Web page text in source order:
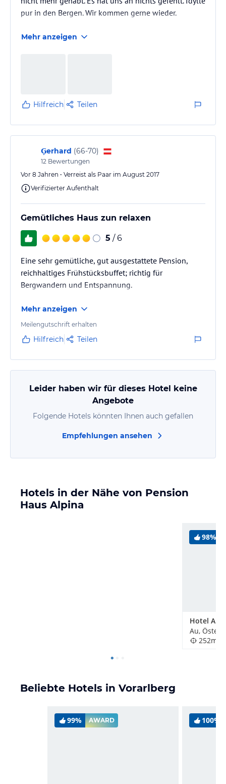
pur in den Bergen. Wir kommen gerne wieder.
Mehr anzeigen
Hilfreich Teilen
Ģerhard (66-70)
12 Bewertungen
Vor 8 Jahren • Verreist als Paar im August 2017
Verifizierter Aufenthalt
Gemütliches Haus zun relaxen
5 / 6
Eine sehr gemütliche, gut ausgestattete Pension,
reichhaltiges Frühstücksbuffet; richtig für
Bergwandern und Entspannung.
Mehr anzeigen
Meilengutschrift erhalten
Hilfreich Teilen
Leider haben wir für dieses Hotel keine
Angebote
Folgende Hotels könnten Ihnen auch gefallen
Empfehlungen ansehen
Hotels in der Nähe von Pension
Haus Alpina
98%
Hotel
Au,
252m
Beliebte Hotels in Vorarlberg
99% AWARD 100%